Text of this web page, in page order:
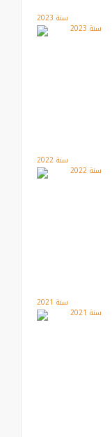
سنة 2023
سنة 2022
سنة 2021